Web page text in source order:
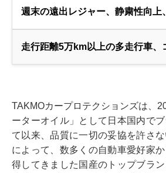
週末の遠出レジャー、静粛性向上
走行距離5万km以上の多走行車、
TAKMOカープロテクションズは、
ーターオイル」として日本国内で
て以来、品質に一切の妥協を許さ
によって、数多くの自動車愛好家
得してきました国産のトップブラ